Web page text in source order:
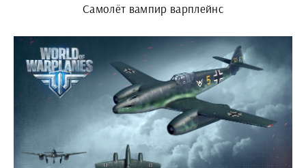
Самолёт вампир варплейнс